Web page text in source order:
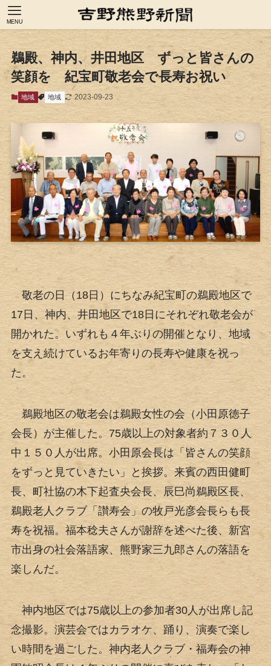
MENU
鵜殿、神内、井田地区 ずっと皆さんの
笑顔を 紀宝町敬老会で長寿お祝い
地域 地域 2023-09-23
敬老の日（18日）にちなみ紀宝町の鵜殿地区で
17日、神内、井田地区で18日にそれぞれ敬老会が
開かれた。いずれも４年ぶりの開催となり、地域
を支え続けているお年寄りの長寿や健康を祝っ
た。
鵜殿地区の敬老会は鵜殿女性の会（小田原徳子
会長）が主催した。75歳以上の対象者約７３０人
中１５０人が出席。小田原会長は「皆さんの笑顔
をずっと見ていきたい」と挨拶。来賓の西田健町
長、町社協の木下起査央会長、辰巳尚鵜殿区長、
鵜殿老人クラブ「讃寿会」の牧戸光彦会長らも長
寿を祝福。福本稔夫さんが謝辞を述べた後、新宮
市出身の社会落語家、熊野家三九郎さんの落語を
楽しんだ。
神内地区では75歳以上の参加者30人が出席し記
念撮影。演芸会ではカラオケ、踊り、演奏で楽し
い時間を過ごした。神内老人クラブ・福寿会の神